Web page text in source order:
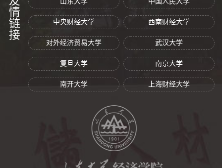
友情链接 中央财经大学 西南财经大学
对外经济贸易大学 武汉大学
复旦大学 南京大学
南开大学 上海财经大学